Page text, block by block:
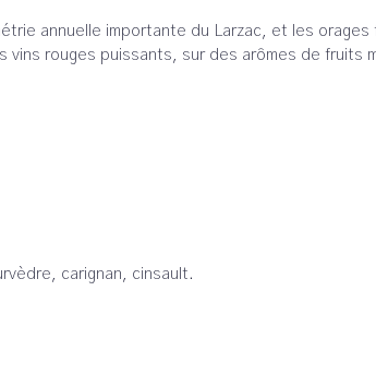
annuelle importante du Larzac, et les
rouges puissants, sur des arômes de fruits
carignan, cinsault.